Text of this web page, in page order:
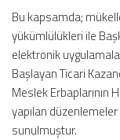
Bu kapsamda;
yükümlülükleri ile
elektronik
Başlayan Ticari
Meslek Erbaplarının
yapılan
sunulmuştur.